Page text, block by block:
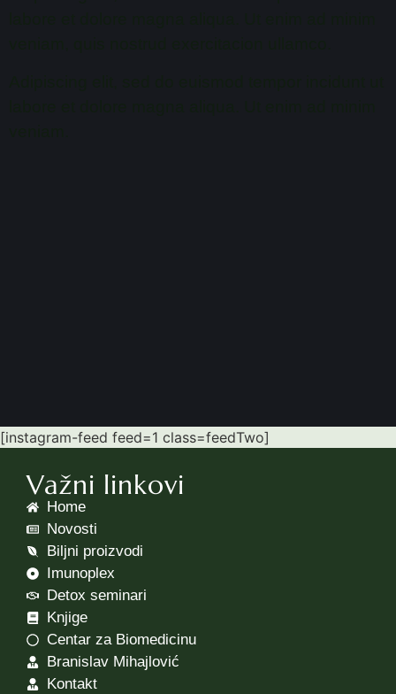
[instagram-feed feed=1 class=feedTwo]
Važni linkovi
Home
Novosti
Biljni proizvodi
Imunoplex
Detox seminari
Knjige
Centar za Biomedicinu
Branislav Mihajlović
Kontakt